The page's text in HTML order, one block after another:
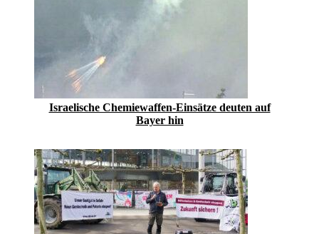
Israelische Chemiewaffen-Einsätze deuten auf
Bayer hin